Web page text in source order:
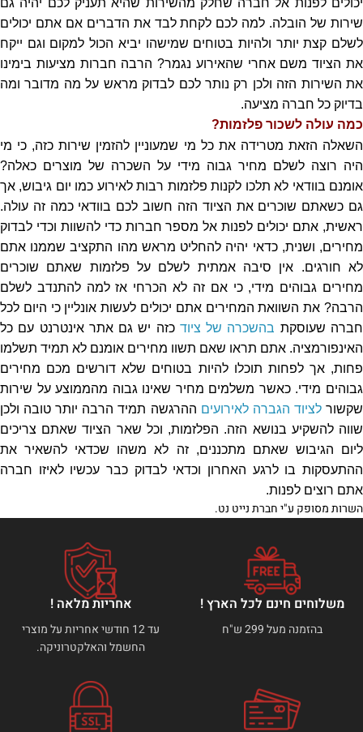
יכולים לפנות אל חברה שחלק מהשירות שהיא תעניק לכם יהיה גם
שירות של הובלה. למה לכם לקחת לבד את הדברים אם אתם יכולים
לשלם קצת יותר ולהיות בטוחים שמישהו יביא הכול למקום וגם ייקח
את הציוד משם אחרי שהאירוע נגמר? הרבה חברות מציעות בימינו
את השירות הזה ולכן רק נותר לכם לבדוק מראש על מה מדובר ומה
בדיוק כל חברה מציעה.
כמה עולה לשכור פלזמות?
השאלה הזאת מטרידה את כל מי שמעוניין להזמין שירות כזה, כי מי
היה רוצה לשלם מחיר גבוה מידי על השכרה של מוצרים כאלה?
אומנם בוודאי לא תלכו לקנות פלזמות רבות לאירוע כמו יום גיבוש, אך
גם כשאתם שוכרים את הציוד הזה חשוב לכם בוודאי כמה זה עולה.
ראשית, אתם יכולים לפנות אל מספר חברות כדי להשוות וכדי לבדוק
מחירים, ושנית, כדאי יהיה להחליט מראש מהו התקציב שממנו אתם
לא חורגים. אין סיבה אמתית לשלם על פלזמות שאתם שוכרים
מחירים גבוהים מידי, כי אם זה לא הכרחי אז למה להתנדב לשלם
הרבה? את השוואת המחירים אתם יכולים לעשות אונליין כי היום לכל
חברה שעוסקת בהשכרה של ציוד כזה יש גם אתר אינטרנט עם כל
האינפורמציה. אתם תראו שאם תשוו מחירים אומנם לא תמיד תשלמו
פחות, אך לפחות תוכלו להיות בטוחים שלא דורשים מכם מחירים
גבוהים מידי. כאשר משלמים מחיר שאינו גבוה מהממוצע על שירות
שקשורלציוד הגברה לאירועים ההרגשה תמיד הרבה יותר טובה ולכן
שווה להשקיע בנושא הזה. הפלזמות, וכל שאר הציוד שאתם צריכים
ליום הגיבוש שאתם מתכננים, זה לא משהו שכדאי להשאיר את
ההתעסקות בו לרגע האחרון וכדאי לבדוק כבר עכשיו לאיזו חברה
אתם רוצים לפנות.
השרות מסופק ע"י חברת נייט נט.
משלוחים חינם לכל הארץ !
בהזמנה מעל 299 ש"ח
אחריות מלאה !
עד 12 חודשי אחריות על מוצרי
החשמל והאלקטרוניקה.